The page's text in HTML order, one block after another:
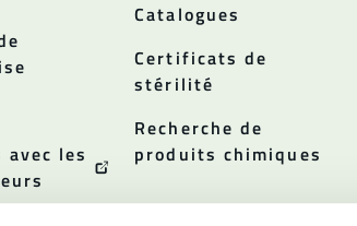
avec les
Catalogues
Certificats de
stérilité
Recherche de
produits chimiques